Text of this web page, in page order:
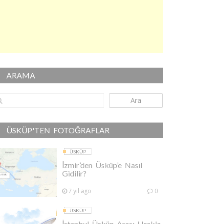
ARAMA
Ara
ÜSKÜP'TEN FOTOĞRAFLAR
ÜSKÜP
İzmir’den Üsküp’e Nasıl
Gidilir?
7 yıl ago 0
ÜSKÜP